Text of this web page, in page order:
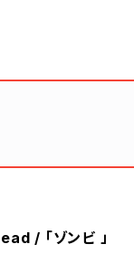
/ 「ゾンビ 」